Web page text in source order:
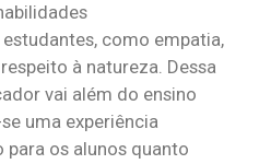
como empatia,
à natureza. Dessa
vai além do ensino
uma experiência
os alunos quanto